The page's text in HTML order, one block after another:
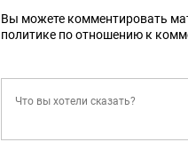
Вы можете комментировать
политике по отношению к